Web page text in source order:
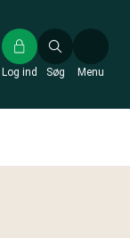
Søg
Log ind Menu